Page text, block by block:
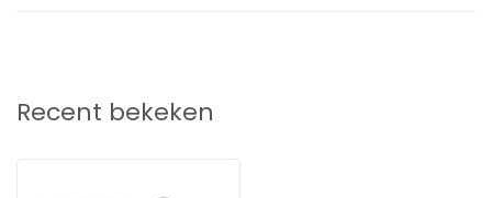
Artikelnummer: SCF085/34
Recent bekeken